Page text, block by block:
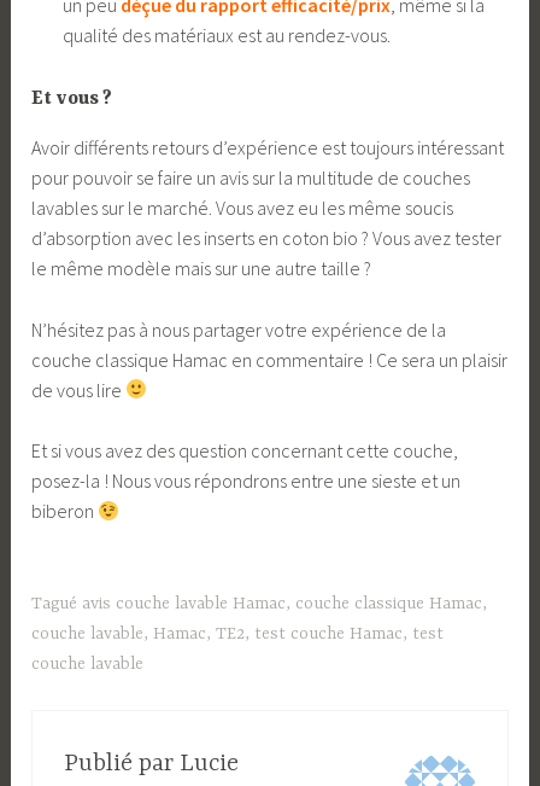
un peu déçue du rapport efficacité/prix, même si la
qualité des matériaux est au rendez-vous.
Et vous ?
Avoir différents retours d’expérience est toujours intéressant
pour pouvoir se faire un avis sur la multitude de couches
lavables sur le marché. Vous avez eu les même soucis
d’absorption avec les inserts en coton bio ? Vous avez tester
le même modèle mais sur une autre taille ?
N’hésitez pas à nous partager votre expérience de la
couche classique Hamac en commentaire ! Ce sera un plaisir
de vous lire
Et si vous avez des question concernant cette couche,
posez-la ! Nous vous répondrons entre une sieste et un
biberon
Tagué avis couche lavable Hamac, couche classique Hamac,
couche lavable, Hamac,TE2, test couche Hamac, test
couche lavable
Publié par Lucie